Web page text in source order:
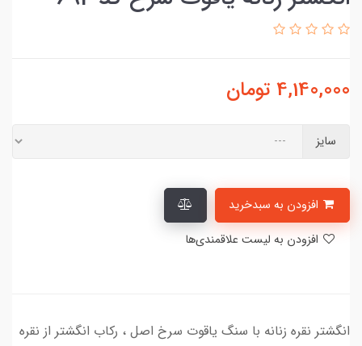
4,140,000 تومان
سایز
انگشتر نقره زنانه با سنگ یاقوت سرخ اصل ، رکاب انگشتر از نقره